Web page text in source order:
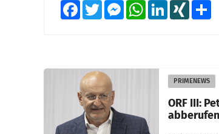
FacebookTwitter MessengerWhatsAppLinkedInXING
PRIMENEWS
ORF III: